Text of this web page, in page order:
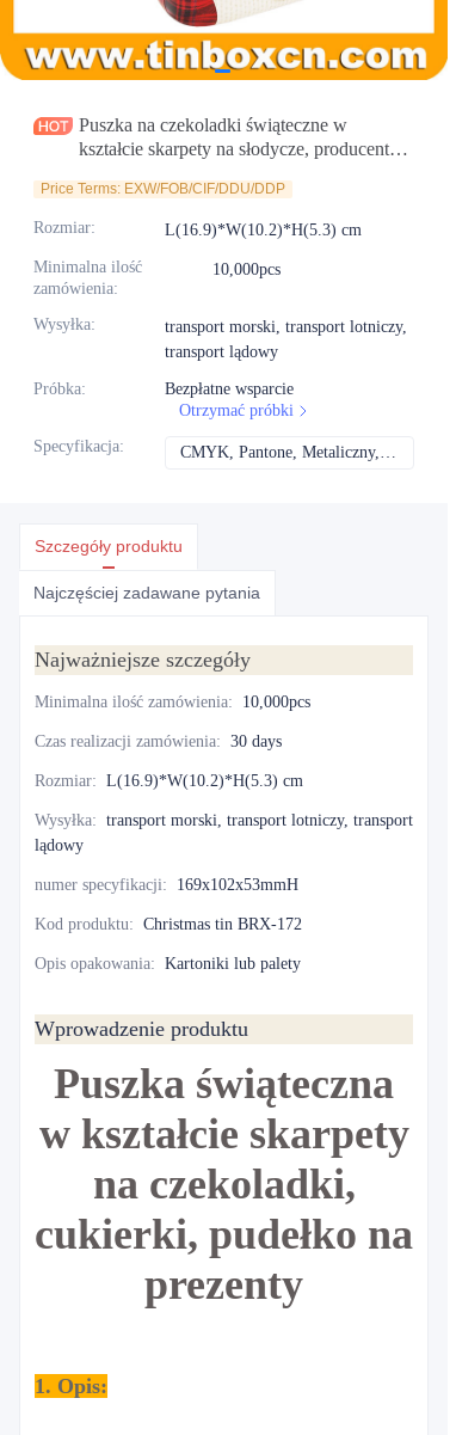
Puszka na czekoladki świąteczne w
kształcie skarpety na słodycze, producent
Price Terms: EXW/FOB/CIF/DDU/DDP
Rozmiar: L(16.9)*W(10.2)*H(5.3) cm
Minimalna ilość
zamówienia:
10,000pcs
Wysyłka:
transport morski, transport lotniczy,
transport lądowy
Próbka:
Bezpłatne wsparcie
Otrzymać próbki
Specyfikacja: CMYK, Pantone, Metaliczny, Kolor spotowy itd.
Szczegóły produktu
Najczęściej zadawane pytania
Najważniejsze szczegóły
Minimalna ilość zamówienia: 10,000pcs
Czas realizacji zamówienia: 30 days
Rozmiar: L(16.9)*W(10.2)*H(5.3) cm
Wysyłka: transport morski, transport lotniczy, transport
lądowy
numer specyfikacji: 169x102x53mmH
Kod produktu: Christmas tin BRX-172
Opis opakowania: Kartoniki lub palety
Wprowadzenie produktu
Puszka świąteczna
w kształcie skarpety
na czekoladki,
cukierki, pudełko na
prezenty
1. Opis:
Aktualności